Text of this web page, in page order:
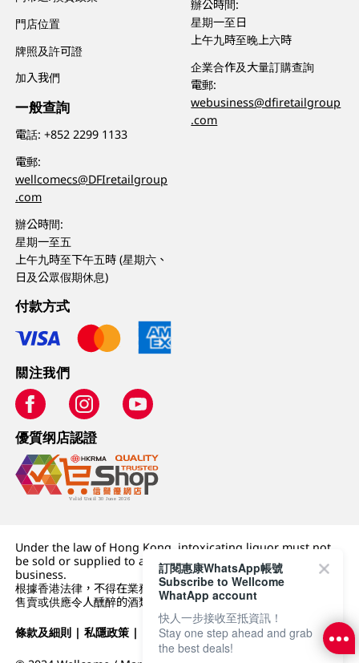
門店位置
牌照及許可證
加入我們
一般查詢
電話:+852 2299 1133
電郵:
wellcomecs@DFIretailgroup
.com
辦公時間:
星期一至五
上午九時至下午五時 (星期六、
日及公眾假期休息)
辦公時間:
星期一至日
上午九時至晚上六時
企業合作及大量訂購查詢
電郵:
webusiness@dfiretailgroup
.com
付款方式
關注我們
優質纲店認證
Under the law of Hong Kong, intoxicating liquor must not
be sold or supplied to a minor (under 18) in the course of
business.
根據香港法律，不得在業務過程中，向未成年人 (18 歲以下人士)
售賣或供應令人醺醉的酒類。
條款及細則 |私隱政策 | DFI零售集團
訂閱惠康WhatsApp帳號
Subscribe to Wellcome
WhatApp account
快人一步接收至抵資訊！
Stay one step ahead and grab
the best deals!